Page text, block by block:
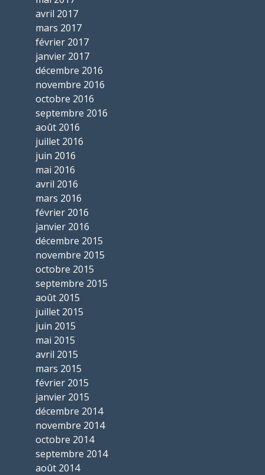
avril 2017
mars 2017
février 2017
janvier 2017
décembre 2016
novembre 2016
octobre 2016
septembre 2016
août 2016
juillet 2016
juin 2016
mai 2016
avril 2016
mars 2016
février 2016
janvier 2016
décembre 2015
novembre 2015
octobre 2015
septembre 2015
août 2015
juillet 2015
juin 2015
mai 2015
avril 2015
mars 2015
février 2015
janvier 2015
décembre 2014
novembre 2014
octobre 2014
septembre 2014
août 2014